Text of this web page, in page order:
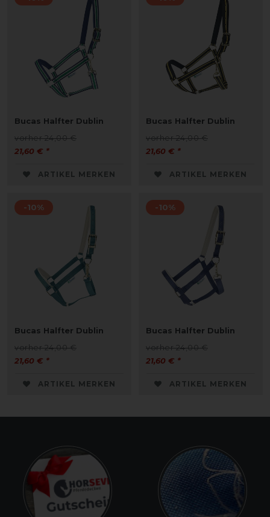
Bucas Halfter Dublin
vorher 24,00 €
21,60 € *
ARTIKEL MERKEN
Bucas Halfter Dublin
vorher 24,00 €
21,60 € *
ARTIKEL MERKEN
-10%
Bucas Halfter Dublin
vorher 24,00 €
21,60 € *
ARTIKEL MERKEN
-10%
Bucas Halfter Dublin
vorher 24,00 €
21,60 € *
ARTIKEL MERKEN